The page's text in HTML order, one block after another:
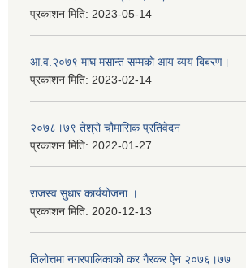
प्रकाशन मिति: 2023-05-14
आ.व.२०७९ माघ मसान्त सम्मको आय व्यय बिबरण।
प्रकाशन मिति: 2023-02-14
२०७८।७९ तेश्राे चाैमासिक प्रतिवेदन
प्रकाशन मिति: 2022-01-27
राजस्व सुधार कार्ययाेजना ।
प्रकाशन मिति: 2020-12-13
तिलोत्तमा नगरपालिकाको कर गैरकर ऐन २०७६।७७